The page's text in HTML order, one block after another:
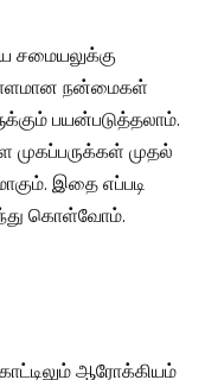
சமையலுக்கு
நன்மைகள்
பயன்படுத்தலாம்.
முதல்
இதை எப்படி
கொள்வோம்.
ஆரோக்கியம்